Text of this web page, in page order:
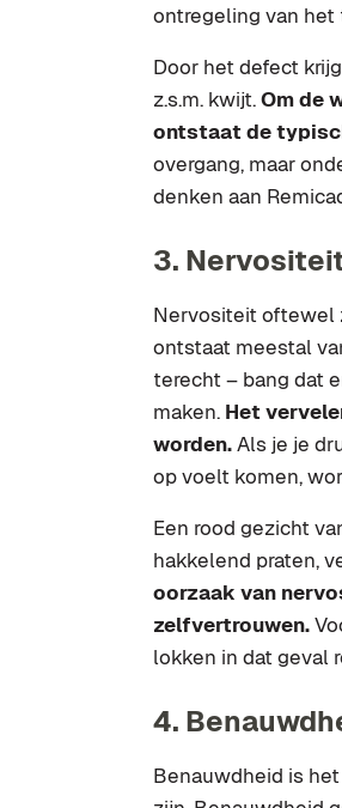
ontregeling van het
Door het defect
z.s.m. kwijt.Om de
ontstaat de
overgang, maar
denken aan
3.
Nervositeit oftewel
ontstaat meestal
terecht – bang dat
maken. Het
worden.Als je je
op voelt komen,
Een rood gezicht
hakkelend praten,
oorzaak van
zelfvertrouwen.
lokken in dat geval
4.
Benauwdheid is